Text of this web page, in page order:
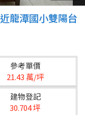
龍潭國小雙陽台
參考單價
21.43 萬/坪
建物登記
30.704 坪